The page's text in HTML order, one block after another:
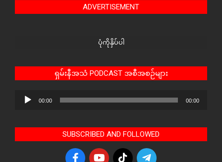
ADVERTISEMENT
ပုံကိုနှိပ်ပါ
ရှမ်းနီအသံ PODCAST အစီအစဉ်များ
Audio
00:00 00:00
SUBSCRIBED AND FOLLOWED